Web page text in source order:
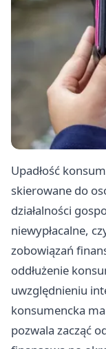
Upadłość
skierowane do
działalności
niewypłacalne,
zobowiązań
oddłużenie
uwzględnieniu
konsumencka
pozwala zacząć